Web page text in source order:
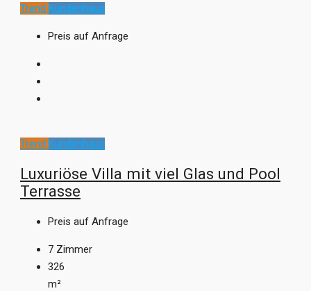
Trend Kundenhaus
Preis auf Anfrage
Trend Kundenhaus
Luxuriöse Villa mit viel Glas und Pool
Terrasse
Preis auf Anfrage
7 Zimmer
326
m²